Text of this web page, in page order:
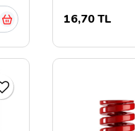
16,70 TL